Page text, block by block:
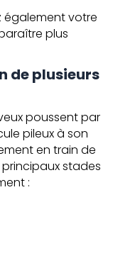
également votre
plus
de plusieurs
poussent par
pileux à son
en train de
stades
: